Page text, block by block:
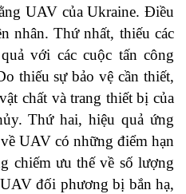
UAV của Ukraine. Điều
nhân. Thứ nhất, thiếu các
với các cuộc tấn công
thiếu sự bảo vệ cần thiết,
chất và trang thiết bị của
Thứ hai, hiệu quả ứng
UAV có những điểm hạn
chiếm ưu thế về số lượng
đối phương bị bắn hạ,